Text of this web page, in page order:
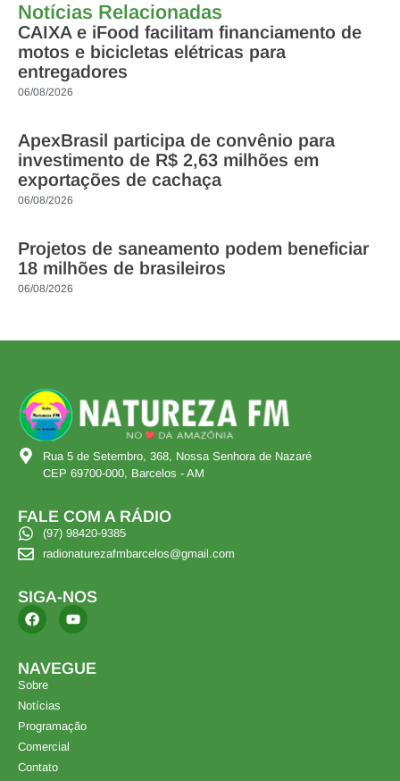
Notícias Relacionadas
CAIXA e iFood facilitam financiamento de
motos e bicicletas elétricas para
entregadores
06/08/2026
ApexBrasil participa de convênio para
investimento de R$ 2,63 milhões em
exportações de cachaça
06/08/2026
Projetos de saneamento podem beneficiar
18 milhões de brasileiros
06/08/2026
Rua 5 de Setembro, 368, Nossa Senhora de Nazaré
CEP 69700-000, Barcelos - AM
FALE COM A RÁDIO
(97) 98420-9385
radionaturezafmbarcelos@gmail.com
SIGA-NOS
NAVEGUE
Sobre
Notícias
Programação
Comercial
Contato